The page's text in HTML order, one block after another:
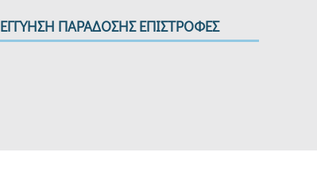
ΕΓΓΥΗΣΗ ΠΑΡΑΔΟΣΗΣ ΕΠΙΣΤΡΟΦΕΣ